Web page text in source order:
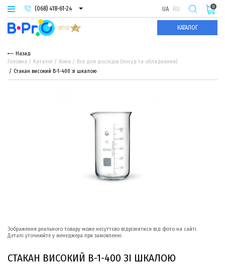
(068) 418-61-24
(093) 974-66-94
(095) 987-29-55
UA RU
КАТАЛОГ
0
Назад
Головна
Каталог Хімія
Все для дослідів (посуд та обладнання)
Стакан високий В-1-400 зі шкалою
Зображення реального товару може несуттєво відрізнятися від фото на сайті.
Деталі уточнюйте у менеджера при замовленні.
СТАКАН ВИСОКИЙ В-1-400 ЗІ ШКАЛОЮ